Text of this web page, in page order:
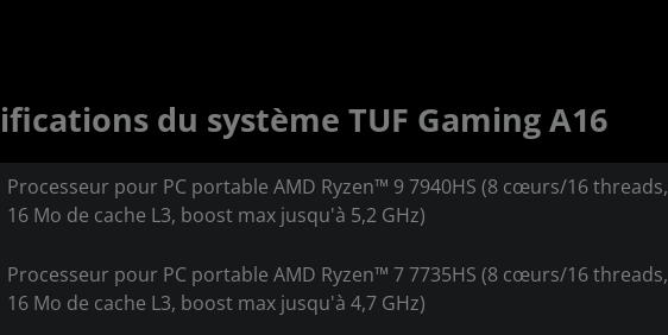
du système TUF Gaming A16
Processeur pour PC portable AMD Ryzen™ 9 7940HS (8 cœurs/16 threads,
16 Mo de cache L3, boost max jusqu'à 5,2 GHz)
Processeur pour PC portable AMD Ryzen™ 7 7735HS (8 cœurs/16 threads,
16 Mo de cache L3, boost max jusqu'à 4,7 GHz)